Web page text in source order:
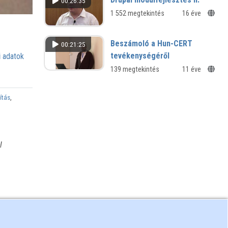
adatok
,
1 552 megtekintés 16 éve
00:21:25
Beszámoló a Hun-CERT
tevékenységéről
139 megtekintés 11 éve